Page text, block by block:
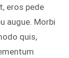
eros pede
augue. Morbi
quis,